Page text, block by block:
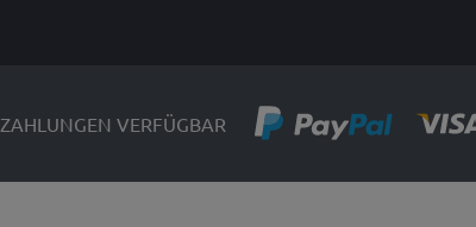
ZAHLUNGEN VERFÜGBAR